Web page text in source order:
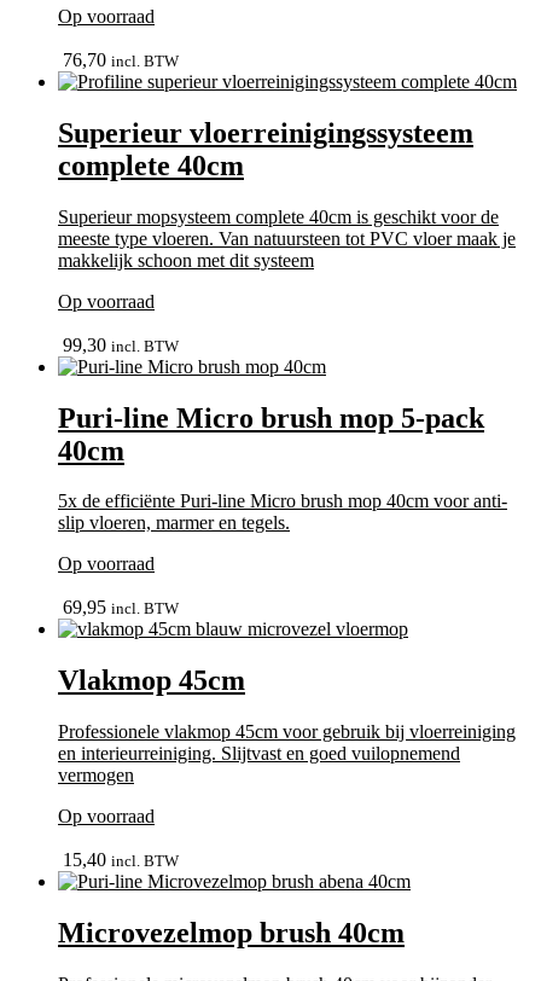
Op voorraad
76,70 incl. BTW
Superieur vloerreinigingssysteem
complete 40cm
Superieur mopsysteem complete 40cm is geschikt voor de
meeste type vloeren. Van natuursteen tot PVC vloer maak je
makkelijk schoon met dit systeem
Op voorraad
99,30 incl. BTW
Puri-line Micro brush mop 5-pack
40cm
5x de efficiënte Puri-line Micro brush mop 40cm voor anti-
slip vloeren, marmer en tegels.
Op voorraad
69,95 incl. BTW
Vlakmop 45cm
Professionele vlakmop 45cm voor gebruik bij vloerreiniging
en interieurreiniging. Slijtvast en goed vuilopnemend
vermogen
Op voorraad
15,40 incl. BTW
Microvezelmop brush 40cm